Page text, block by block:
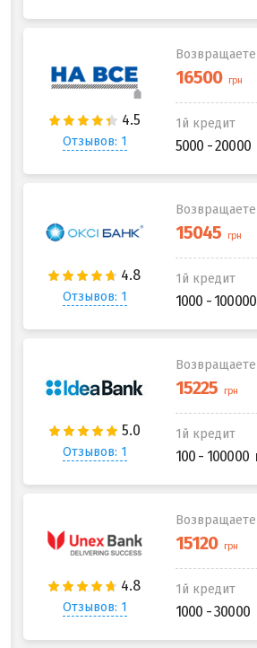
Отзывов: 1
Возвращаете
1й кредит
5000 - 20000
Отзывов: 1
Возвращаете
1й кредит
1000 - 100000
Отзывов: 1
Возвращаете
1й кредит
100 - 100000
Отзывов: 1
Возвращаете
1й кредит
1000 - 30000